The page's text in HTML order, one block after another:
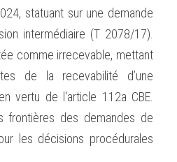
statuant sur une demande
intermédiaire (T 2078/17).
comme irrecevable, mettant
de la recevabilité d’une
vertu de l'article 112a CBE.
frontières des demandes de
les décisions procédurales